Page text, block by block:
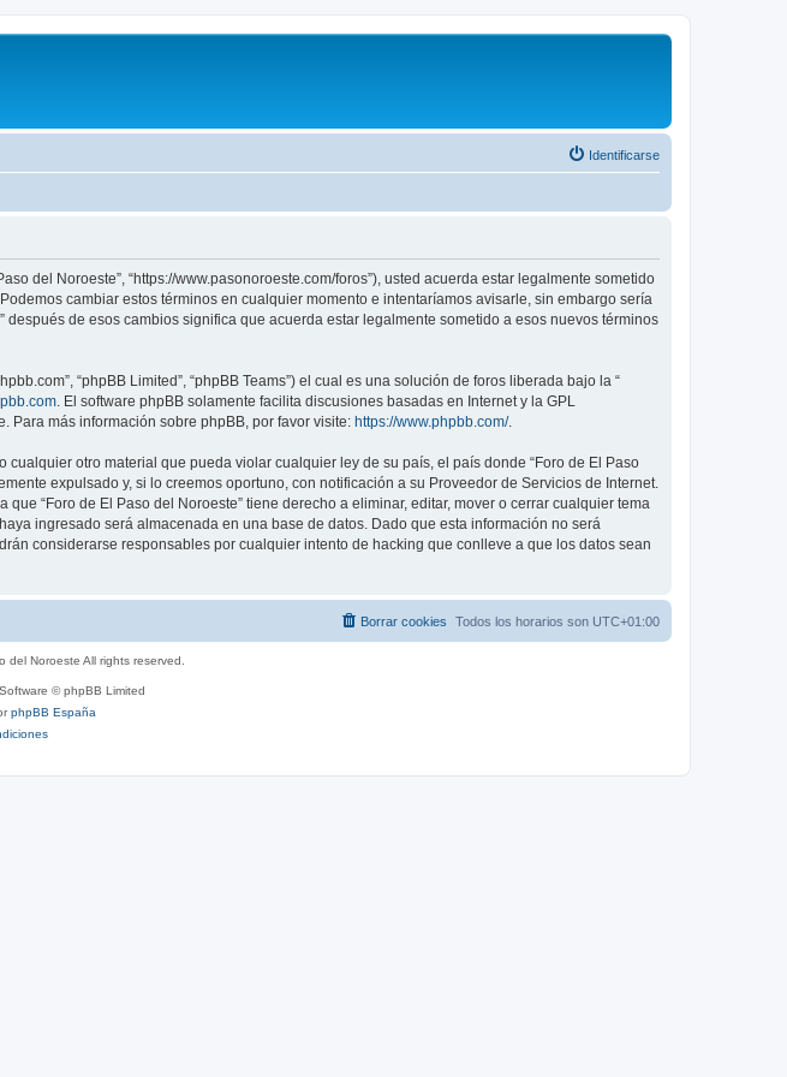
Identificarse
del Noroeste”, “https://www.pasonoroeste.com/foros”), usted acuerda estar legalmente sometido
cambiar estos términos en cualquier momento e intentaríamos avisarle, sin embargo sería
de esos cambios significa que acuerda estar legalmente sometido a esos nuevos términos
“phpBB Limited”, “phpBB Teams”) el cual es una solución de foros liberada bajo la “
. El software phpBB solamente facilita discusiones basadas en Internet y la GPL
Para más información sobre phpBB, por favor visite: https://www.phpbb.com/.
otro material que pueda violar cualquier ley de su país, el país donde “Foro de El Paso
expulsado y, si lo creemos oportuno, con notificación a su Proveedor de Servicios de Internet.
“Foro de El Paso del Noroeste” tiene derecho a eliminar, editar, mover o cerrar cualquier tema
ingresado será almacenada en una base de datos. Dado que esta información no será
considerarse responsables por cualquier intento de hacking que conlleve a que los datos sean
Todos los horarios son UTC+01:00
Borrar cookies
Noroeste All rights reserved.
© phpBB Limited
phpBB España